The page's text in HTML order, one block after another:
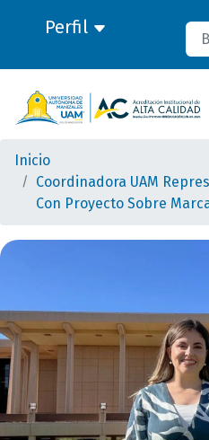
Perfil
Inicio
Coordinadora UAM
Con Proyecto Sobre